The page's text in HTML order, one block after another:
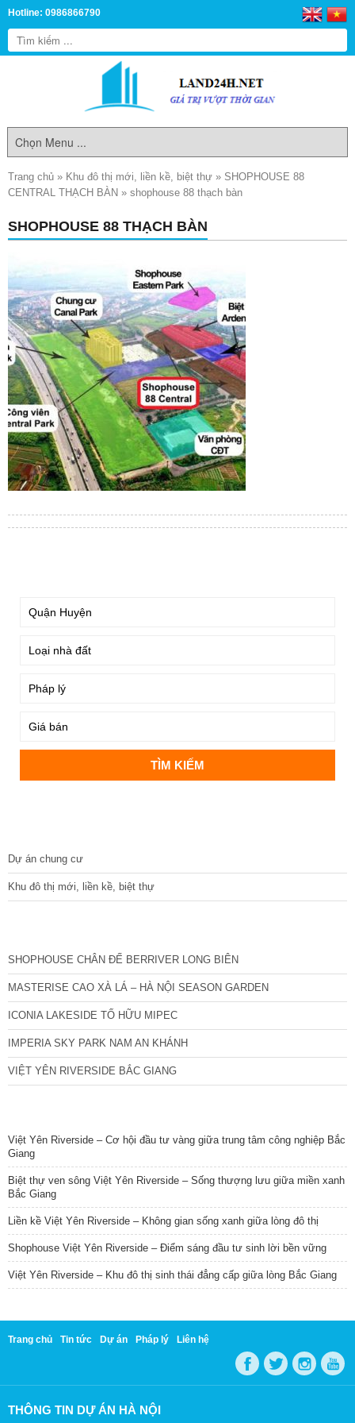
Hotline: 0986866790
Trang chủ » Khu đô thị mới, liền kề, biệt thự » SHOPHOUSE 88
CENTRAL THẠCH BÀN » shophouse 88 thạch bàn
SHOPHOUSE 88 THẠCH BÀN
Dự án chung cư
Khu đô thị mới, liền kề, biệt thự
SHOPHOUSE CHÂN ĐẾ BERRIVER LONG BIÊN
MASTERISE CAO XÀ LÁ – HÀ NỘI SEASON GARDEN
ICONIA LAKESIDE TỐ HỮU MIPEC
IMPERIA SKY PARK NAM AN KHÁNH
VIỆT YÊN RIVERSIDE BẮC GIANG
Việt Yên Riverside – Cơ hội đầu tư vàng giữa trung tâm công nghiệp Bắc
Giang
Biệt thự ven sông Việt Yên Riverside – Sống thượng lưu giữa miền xanh
Bắc Giang
Liền kề Việt Yên Riverside – Không gian sống xanh giữa lòng đô thị
Shophouse Việt Yên Riverside – Điểm sáng đầu tư sinh lời bền vững
Việt Yên Riverside – Khu đô thị sinh thái đẳng cấp giữa lòng Bắc Giang
Trang chủ Tin tức Dự án Pháp lý Liên hệ
THÔNG TIN DỰ ÁN HÀ NỘI